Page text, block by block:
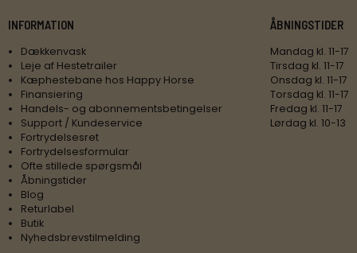
INFORMATION
Dækkenvask
Leje af Hestetrailer
Kæphestebane hos Happy Horse
Finansiering
Handels- og abonnementsbetingelser
Support / Kundeservice
Fortrydelsesret
Fortrydelsesformular
Ofte stillede spørgsmål
Åbningstider
Blog
Returlabel
Butik
Nyhedsbrevstilmelding
ÅBNINGSTIDER
Mandag kl. 11-17
Tirsdag kl. 11-17
Onsdag kl. 11-17
Torsdag kl. 11-17
Fredag kl. 11-17
Lørdag kl. 10-13